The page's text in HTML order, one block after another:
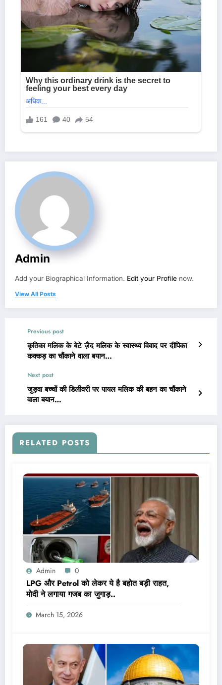
Admin
Add your Biographical Information. Edit your Profile now.
View All Posts
Previous post
कृतिका मलिक के बेटे ज़ैद मलिक के स्वास्थ्य विवाद पर दीपिका
कक्कड़ का चौंकाने वाला बयान…
Next post
जुड़वा बच्चों की डिलीवरी पर पायल मलिक की बहन का चौंकाने
वाला बयान…
RELATED POSTS
Admin 0
LPG और Petrol को लेकर ये है बहोत बड़ी राहत,
मोदी ने लगाया गजब का जुगाड़..
March 15, 2026